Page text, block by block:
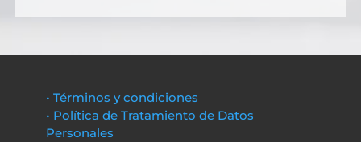
• Términos y condiciones
• Política de Tratamiento de Datos
Personales